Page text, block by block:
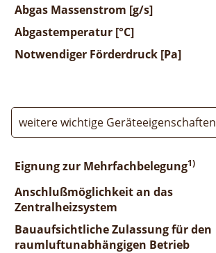
Abgas Massenstrom [g/s]
Abgastemperatur [°C]
Notwendiger Förderdruck [Pa]
weitere wichtige Geräteeigenschaften
Eignung zur Mehrfachbelegung1)
Anschlußmöglichkeit an das
Zentralheizsystem
Bauaufsichtliche Zulassung für den
raumluftunabhängigen Betrieb